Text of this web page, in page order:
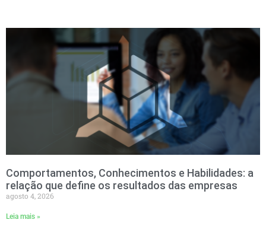
Comportamentos, Conhecimentos e Habilidades: a
relação que define os resultados das empresas
agosto 4, 2026
Leia mais »